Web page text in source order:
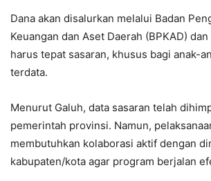
Dana akan disalurkan melalui Badan
Keuangan dan Aset Daerah (BPKAD)
harus tepat sasaran, khusus bagi anak-
terdata.
Menurut Galuh, data sasaran telah
pemerintah provinsi. Namun,
membutuhkan kolaborasi aktif dengan
kabupaten/kota agar program berjalan